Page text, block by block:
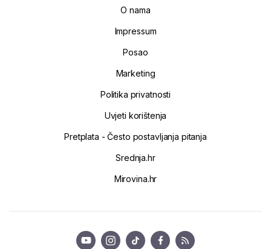
O nama
Impressum
Posao
Marketing
Politika privatnosti
Uvjeti korištenja
Pretplata - Često postavljanja pitanja
Srednja.hr
Mirovina.hr